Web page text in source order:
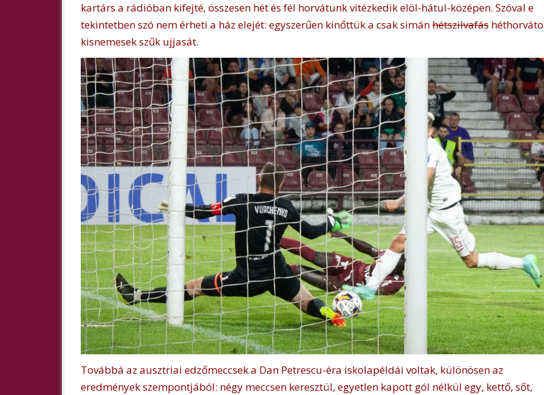
kartárs a rádióban kifejté, összesen hét és fél horvátunk vitézkedik elöl-hátul-középen. Szóval e
tekintetben szó nem érheti a ház elejét: egyszerűen kinőttük a csak simánhétszilvafás
kisnemesek szűk ujjasát.
Továbbá az ausztriai edzőmeccsek a Dan Petrescu-éra iskolapéldái voltak, különösen az
eredmények szempontjából: négy meccsen keresztül, egyetlen kapott gól nélkül egy, kettő, sőt,